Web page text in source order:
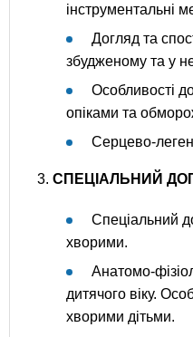
інструментальні
Догляд та
збудженому та у
Особливості
опіками та
Серцево-
3. СПЕЦІАЛЬНИЙ
Спеціальний
хворими.
Анатомо-
дитячого віку.
хворими дітьми.